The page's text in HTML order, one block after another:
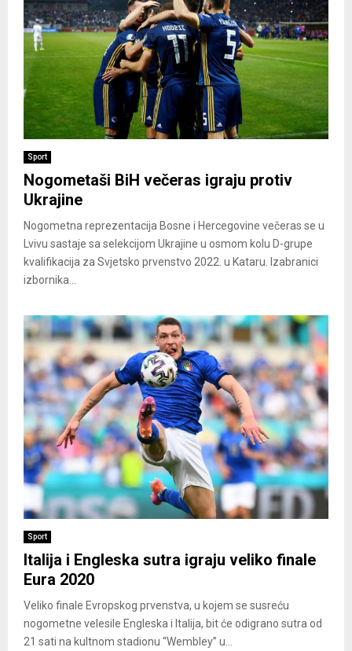
Sport
Nogometaši BiH večeras igraju protiv
Ukrajine
Nogometna reprezentacija Bosne i Hercegovine večeras se u
Lvivu sastaje sa selekcijom Ukrajine u osmom kolu D-grupe
kvalifikacija za Svjetsko prvenstvo 2022. u Kataru. Izabranici
izbornika...
Sport
Italija i Engleska sutra igraju veliko finale
Eura 2020
Veliko finale Evropskog prvenstva, u kojem se susreću
nogometne velesile Engleska i Italija, bit će odigrano sutra od
21 sati na kultnom stadionu “Wembley” u...